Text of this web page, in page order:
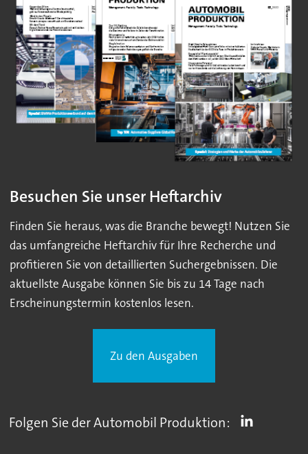
Besuchen Sie unser Heftarchiv
Finden Sie heraus, was die Branche bewegt! Nutzen Sie
das umfangreiche Heftarchiv für Ihre Recherche und
profitieren Sie von detaillierten Suchergebnissen. Die
aktuellste Ausgabe können Sie bis zu 14 Tage nach
Erscheinungstermin kostenlos lesen.
Zu den Ausgaben
Folgen Sie der Automobil Produktion: